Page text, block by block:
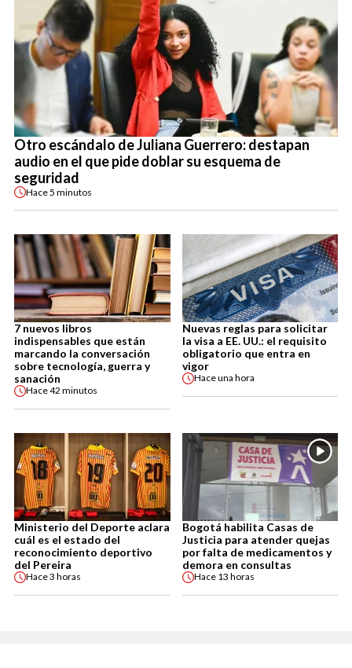
Otro escándalo de Juliana Guerrero: destapan
audio en el que pide doblar su esquema de
seguridad
Hace5 minutos
7 nuevos libros
indispensables que están
marcando la conversación
sobre tecnología, guerra y
sanación
Hace42 minutos
Nuevas reglas para solicitar
la visa a EE. UU.: el requisito
obligatorio que entra en
vigor
Haceuna hora
Ministerio del Deporte aclara
cuál es el estado del
reconocimiento deportivo
del Pereira
Hace3 horas
Bogotá habilita Casas de
Justicia para atender quejas
por falta de medicamentos y
demora en consultas
Hace 13 horas